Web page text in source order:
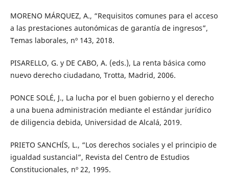
MORENO MÁRQUEZ, A., “Requisitos comunes para el acceso
a las prestaciones autonómicas de garantía de ingresos”,
Temas laborales, nº 143, 2018.
PISARELLO, G. y DE CABO, A. (eds.), La renta básica como
nuevo derecho ciudadano, Trotta, Madrid, 2006.
PONCE SOLÉ, J., La lucha por el buen gobierno y el derecho
a una buena administración mediante el estándar jurídico
de diligencia debida, Universidad de Alcalá, 2019.
PRIETO SANCHÍS, L., “Los derechos sociales y el principio de
igualdad sustancial”, Revista del Centro de Estudios
Constitucionales, nº 22, 1995.